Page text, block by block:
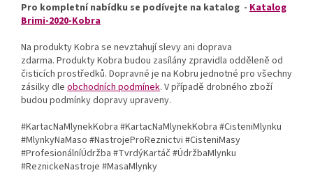
Pro kompletní nabídku se podívejte na katalog - Katalog
Brimi-2020-Kobra
Na produkty Kobra se nevztahují slevy ani doprava
zdarma. Produkty Kobra budou zasílány zpravidla odděleně od
čisticích prostředků. Dopravné je na Kobru jednotné pro všechny
zásilky dle obchodních podmínek. V případě drobného zboží
budou podmínky dopravy upraveny.
#KartacNaMlynekKobra #KartacNaMlynekKobra #CisteniMlynku
#MlynkyNaMaso #NastrojeProReznictvi #CisteniMasy
#ProfesionálníÚdržba #TvrdýKartáč #ÚdržbaMlynku
#ReznickeNastroje #MasaMlynky